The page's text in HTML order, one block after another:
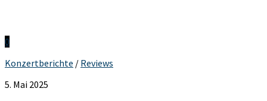
0
Konzertberichte / Reviews
5. Mai 2025